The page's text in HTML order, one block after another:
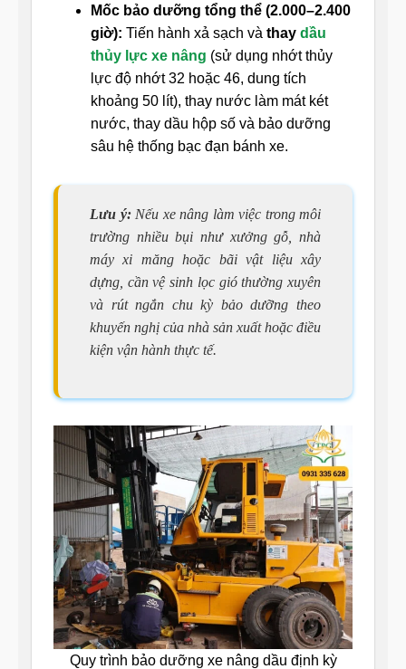
Mốc bảo dưỡng tổng thể (2.000–2.400
giờ): Tiến hành xả sạch và thay dầu
thủy lực xe nâng (sử dụng nhớt thủy
lực độ nhớt 32 hoặc 46, dung tích
khoảng 50 lít), thay nước làm mát két
nước, thay dầu hộp số và bảo dưỡng
sâu hệ thống bạc đạn bánh xe.
Lưu ý:Nếu xe nâng làm việc trong môi
trường nhiều bụi như xưởng gỗ, nhà
máy xi măng hoặc bãi vật liệu xây
dựng, cần vệ sinh lọc gió thường xuyên
và rút ngắn chu kỳ bảo dưỡng theo
khuyến nghị của nhà sản xuất hoặc điều
kiện vận hành thực tế.
Quy trình bảo dưỡng xe nâng dầu định kỳ